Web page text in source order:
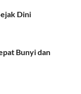
Dini
Bunyi dan